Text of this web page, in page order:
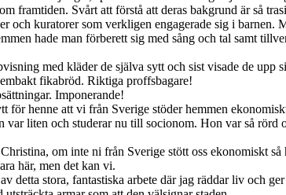
Svårt att förstå att deras bakgrund är så
kuratorer som verkligen engagerade sig i barnen.
hade man förberett sig med sång och tal samt
med kläder de själva sytt och sist visade de upp
fikabröd. Riktiga proffsbagare!
Imponerande!
henne att vi från Sverige stöder hemmen
liten och studerar nu till socionom. Hon var så rörd
om inte ni från Sverige stött oss ekonomiskt
här, men det kan vi.
stora, fantastiska arbete där jag räddar liv och